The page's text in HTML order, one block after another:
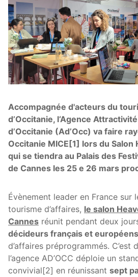
Accompagnée d'acteurs du
d’Occitanie, l‘Agence
d’Occitanie (Ad’Occ) va faire
Occitanie MICE[1] lors du Salon
qui se tiendra au Palais des
de Cannes les 25 e 26 mars
Évènement leader en France sur
tourisme d’affaires, le salon
Cannes réunit pendant deux
décideurs français et européens
d’affaires préprogrammés. C’est
l’agence AD’OCC déploie un
convivial[2] en réunissant sept